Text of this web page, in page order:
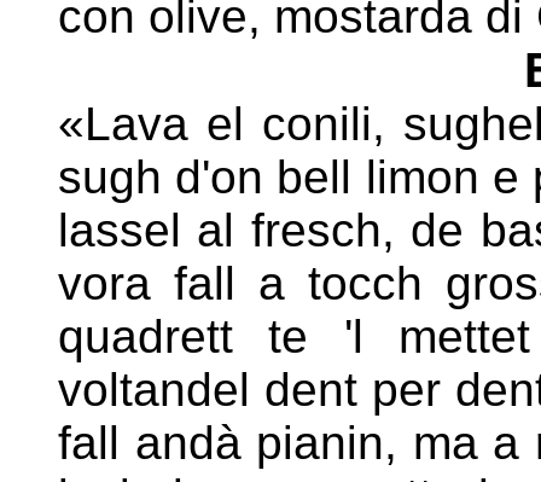
con olive, mostarda
«Lava el conili,
sugh d'on bell limon e
lassel al fresch, de
vora fall a tocch
quadrett te 'l
voltandel dent per
fall andà pianin, ma